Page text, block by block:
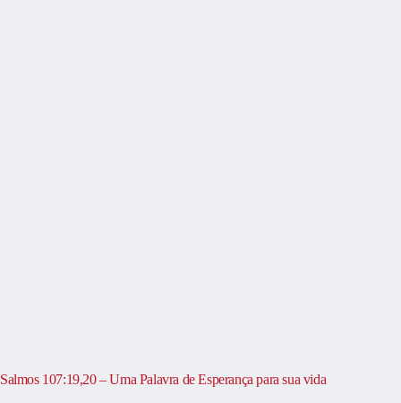
Salmos 107:19,20 – Uma Palavra de Esperança para sua vida